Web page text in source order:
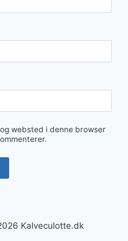
websted i denne browser
Kalveculotte.dk